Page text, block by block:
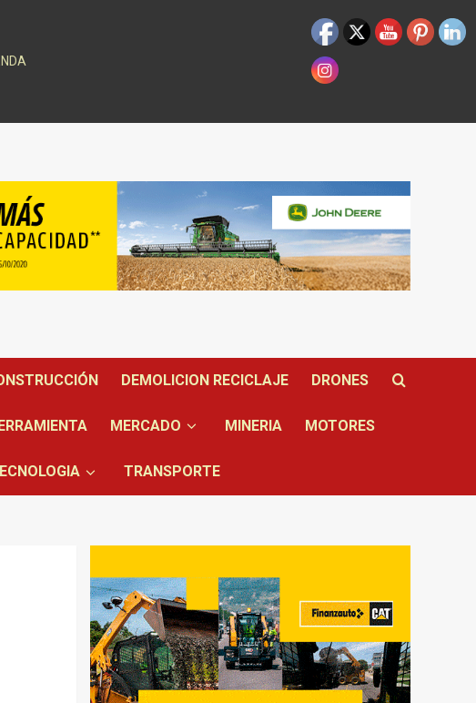
DEMOLICION RECICLAJE DRONES
MERCADO MINERIA MOTORES
TRANSPORTE